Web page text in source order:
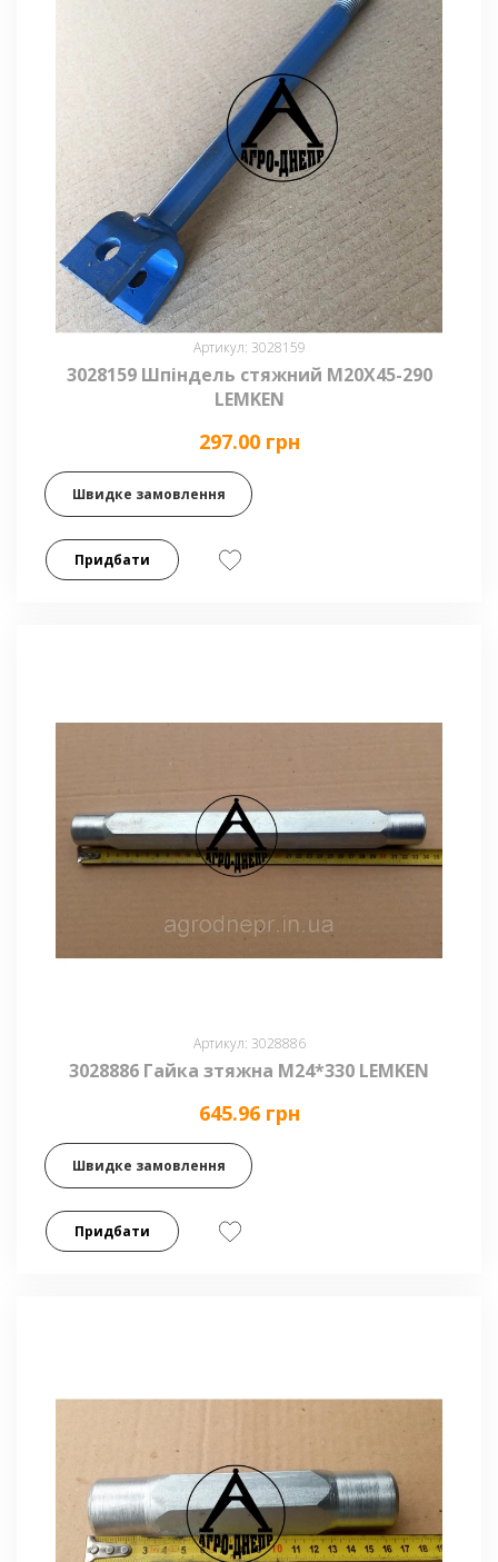
Артикул: 3028159
3028159 Шпіндель стяжний M20X45-290
LEMKEN
297.00 грн
Швидке замовлення
Придбати
Артикул: 3028886
3028886 Гайка зтяжна М24*330 LEMKEN
645.96 грн
Швидке замовлення
Придбати